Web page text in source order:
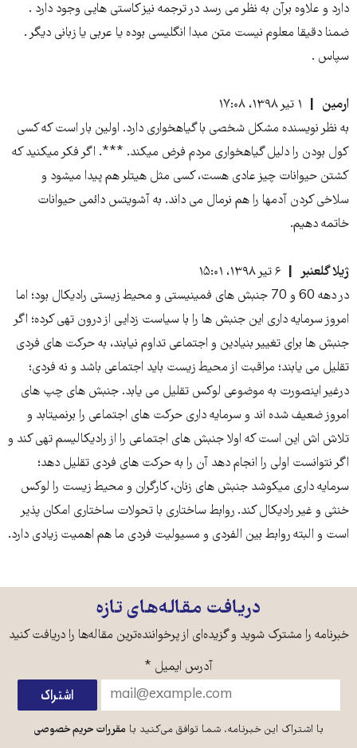
دارد و علاوه برآن به نظر می رسد در ترجمه نیز کاستی هایی وجود دارد .
ضمنا دقیقا معلوم نیست متن مبدا انگلیسی بوده یا عربی یا زبانی دیگر .
سپاس .
ارمین
۱ تیر ۱۳۹۸، ۱۷:۰۸
به نظر نویسنده مشکل شخصی با گیاهخواری دارد. اولین بار است که کسی
کول بودن را دلیل گیاهخواری مردم فرض میکند. ***. اگر فکر میکنید که
کشتن حیوانات چیز عادی هست، کسی مثل هیتلر هم پیدا میشود و
سلاخی کردن آدمها را هم نرمال می داند. به آشویتس دائمی حیوانات
خاتمه دهیم.
ژیلا گلعنبر
۶ تیر ۱۳۹۸، ۱۵:۰۱
در دهه 60 و 70 جنبش های فمینیستی و محیط زیستی رادیکال بود؛ اما
امروز سرمایه داری این جنبش ها را با سیاست زدایی از درون تهی کرده؛ اگر
جنبش ها برای تغییر بنیادین و اجتماعی تداوم نیابند، به حرکت های فردی
تقلیل می یابند؛ مراقبت از محیط زیست باید اجتماعی باشد و نه فردی؛
درغیر اینصورت به موضوعی لوکس تقلیل می یابد. جنبش های چپ های
امروز ضعیف شده اند و سرمایه داری حرکت های اجتماعی را برنمیتابد و
تلاش اش این است که اولا جنبش های اجتماعی را از رادیکالیسم تهی کند و
اگر نتوانست اولی را انجام دهد آن را به حرکت های فردی تقلیل دهد؛
سرمایه داری میکوشد جنبش های زنان، کارگران و محیط زیست را لوکس
خنثی و غیر رادیکال کند. روابط ساختاری با تحولات ساختاری امکان پذیر
است و البته روابط بین الفردی و مسیولیت فردی ما هم اهمیت زیادی دارد.
دریافت مقاله‌های تازه
خبرنامه را مشترک شوید و گزیده‌ای از پرخواننده‌ترین مقاله‌ها را دریافت کنید
آدرس ایمیل *
با اشتراک این خبرنامه، شما توافق می‌کنید بامقررات حریم خصوصی